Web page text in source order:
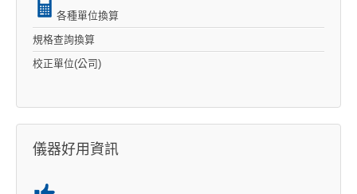
各種單位換算
規格查詢換算
校正單位(公司)
儀器好用資訊